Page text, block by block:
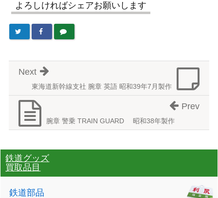
よろしければシェアお願いします
東海道新幹線支社 腕章 英語 昭和39年7月製作
Next
腕章 警乗 TRAIN GUARD 昭和38年製作
Prev
鉄道グッズ
買取品目
鉄道部品